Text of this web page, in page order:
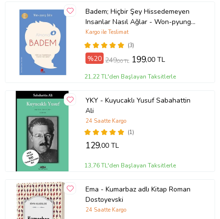
Badem; Hiçbir Şey Hissedemeyen
Insanlar Nasıl Ağlar - Won-pyung
Sohn - Peta Kitap
(3)
Kargo ile Teslimat
%20 249,00 TL 199,00 TL
21,22 TL'den Başlayan Taksitlerle
YKY - Kuyucaklı Yusuf Sabahattin
Ali
(1)
24 Saatte Kargo
129,00 TL
13,76 TL'den Başlayan Taksitlerle
Ema - Kumarbaz adlı Kitap Roman
Dostoyevski
24 Saatte Kargo